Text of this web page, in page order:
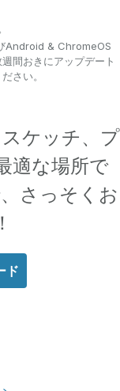
Android & ChromeOS
間おきにアップデート
さい。
ケッチ、プ
適な場所で
さっそくお
ド